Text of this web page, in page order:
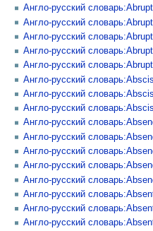
Англо-русский
Англо-русский
Англо-русский
Англо-русский
Англо-русский
Англо-русский
Англо-русский
Англо-русский
Англо-русский
Англо-русский
Англо-русский
Англо-русский
Англо-русский
Англо-русский
Англо-русский
Англо-русский